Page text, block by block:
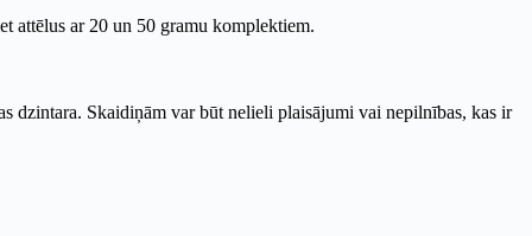
attēlus ar 20 un 50 gramu komplektiem.
dzintara. Skaidiņām var būt nelieli plaisājumi vai nepilnības, kas ir